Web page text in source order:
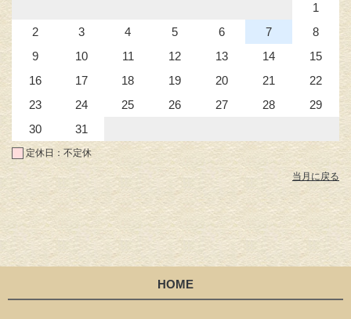
1
2
3 4 5 6 7
8
9
10 11 12 13 14
15
16
17 18 19 20 21
22
23
24 25 26 27 28
29
30
31
定休日：不定休
当月に戻る
HOME